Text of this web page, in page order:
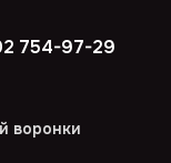
754-97-29
воронки